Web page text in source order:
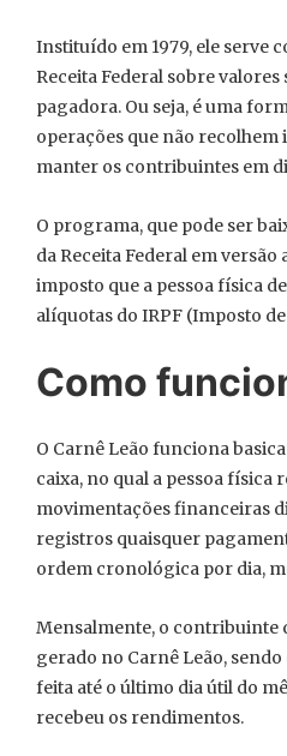
Instituído em 1979, ele serve
Receita Federal sobre
pagadora. Ou seja, é uma
operações que não recolhem
manter os contribuintes em
O programa, que pode ser
da Receita Federal em versão
imposto que a pessoa física
alíquotas do IRPF (Imposto
Como
O Carnê Leão funciona
caixa, no qual a pessoa física
movimentações financeiras
registros quaisquer
ordem cronológica por dia,
Mensalmente, o contribuinte
gerado no Carnê Leão,
feita até o último dia útil do
recebeu os rendimentos.